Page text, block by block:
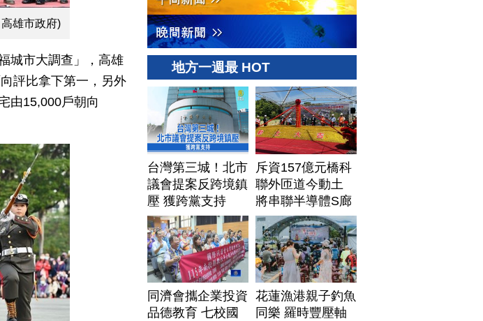
雄市政府)
城市大調查」，高雄
評比拿下第一，另外
由15,000戶朝向
地方一週最 HOT
台灣第三城！北市
議會提案反跨境鎮
壓 獲跨黨支持
斥資157億元橋科
聯外匝道今動土
將串聯半導體S廊
帶
同濟會攜企業投資
品德教育 七校國
花蓮漁港親子釣魚
同樂 羅時豐壓軸